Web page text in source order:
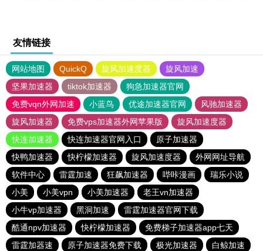
友情链接
网站地图 QuickQ 旋风加速度器
旋风加速
坚果加速器
tiktok加速器
狗急加速器官网
免费vqn外网加速
小蓝鸟 优途加速器官网
风驰加速器
旋风加速器
免费vps加速器外网苹果版
旋风加速度器
快连加速器
快连加速器官网入口
原子加速器
快鸭加速器
快柠檬加速器 旋风加速度器
外网网址导航
软件中心
雷霆加速 狂飙加速器 哔咔漫画
瑞乐小说
小美
小美vpn 小美加速器
老王vn加速器
小牛vp加速器
黑洞加速
雷霆加速器官网下载
酷通npv加速器
快柠檬加速器
免费梯子加速器app七天
雷霆加器速
原子加速器免费下载 极光加速器
白鲸加速